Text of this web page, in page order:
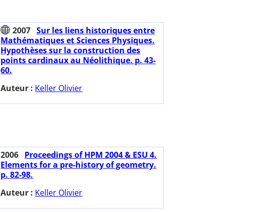
2007 Sur les liens historiques entre
Mathématiques et Sciences Physiques.
Hypothèses sur la construction des
points cardinaux au Néolithique. p. 43-
60.
Auteur : Keller Olivier
2006 Proceedings of HPM 2004 & ESU 4.
Elements for a pre-history of geometry.
p. 82-98.
Auteur : Keller Olivier